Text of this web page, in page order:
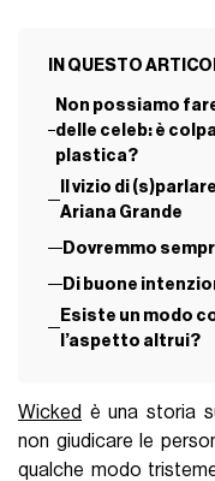
IN QUESTO
Non possiamo
delle celeb: è
plastica?
Il vizio di
Ariana Grande
Dovremmo
Di buone
Esiste un modo
l’aspetto altrui?
Wicked è una storia
non giudicare le
qualche modo